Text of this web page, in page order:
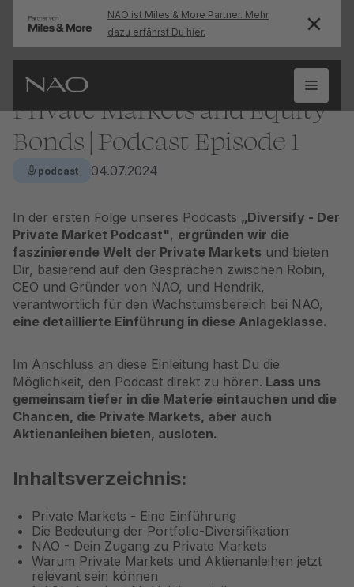
NAO ist Miles & More Partner. Mehr
dazu erfährst Du hier.
Private Markets and Equity
Bonds | Podcast Episode 1
podcast 04.07.2024
In der ersten Folge unseres Podcasts „Diversify - Der
Private Market Podcast", ergründen wir die
faszinierende Welt der Private Markets und bieten
Dir, basierend auf den Gesprächen zwischen Robin,
CEO und Gründer von NAO, und Hendrik,
verantwortlich für den Wachstumsbereich bei NAO,
eine detaillierte Einführung in diese Anlageklasse.
Im Anschluss an diese Einleitung hast Du die
Möglichkeit, den Podcast direkt zu hören. Lass uns
gemeinsam tiefer in die Materie eintauchen und die
Chancen, die Private Markets, aber auch
Aktienanleihen bieten, ausloten.
Inhaltsverzeichnis:
Private Markets - Eine Einführung
Die Bedeutung der Portfolio-Diversifikation
NAO - Dein Zugang zu Private Markets
Warum Private Markets und Aktienanleihen jetzt
relevant sein können